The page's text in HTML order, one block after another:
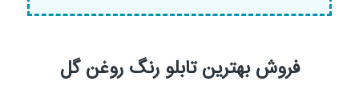
فروش بهترین تابلو رنگ روغن گل